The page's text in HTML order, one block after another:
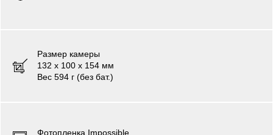
Размер камеры
132 х 100 х 154 мм
Вес 594 г (без бат.)
Фотопленка Impossible